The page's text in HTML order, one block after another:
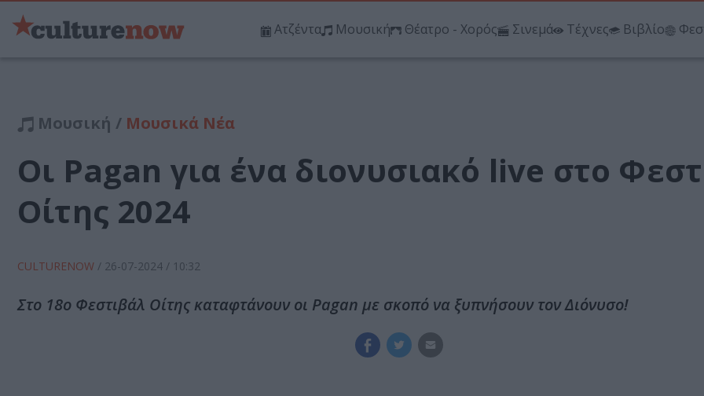
Ατζέντα Μουσική Θέατρο - Χορός Σινεμά Τέχνες Βιβλίο
Μουσική / Μουσικά Νέα
Οι Pagan για ένα διονυσιακό live στο
Οίτης 2024
CULTURENOW / 26-07-2024 / 10:32
Στο 18ο Φεστιβάλ Οίτης καταφτάνουν οι Pagan με σκοπό να ξυπνήσουν τον Διόνυσο!